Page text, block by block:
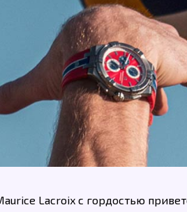
Lacroix с гордостью